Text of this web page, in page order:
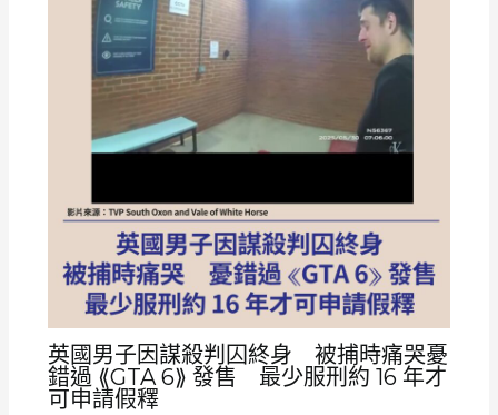
英國男子因謀殺判囚終身 被捕時痛哭憂
錯過 ⟪GTA 6⟫ 發售 最少服刑約 16 年才
可申請假釋